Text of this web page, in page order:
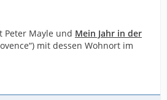
Peter Mayle und Mein Jahr in der
mit dessen Wohnort im